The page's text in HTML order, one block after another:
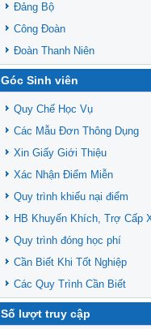
Đảng Bộ
Công Đoàn
Đoàn Thanh Niên
Góc Sinh viên
Quy Chế Học Vụ
Các Mẫu Đơn Thông Dụng
Xin Giấy Giới Thiệu
Xác Nhận Điểm Miễn
Quy trình khiếu nại điểm
HB Khuyến Khích, Trợ Cấp
Quy trình đóng học phí
Cần Biết Khi Tốt Nghiệp
Các Quy Trình Cần Biết
Số lượt truy cập